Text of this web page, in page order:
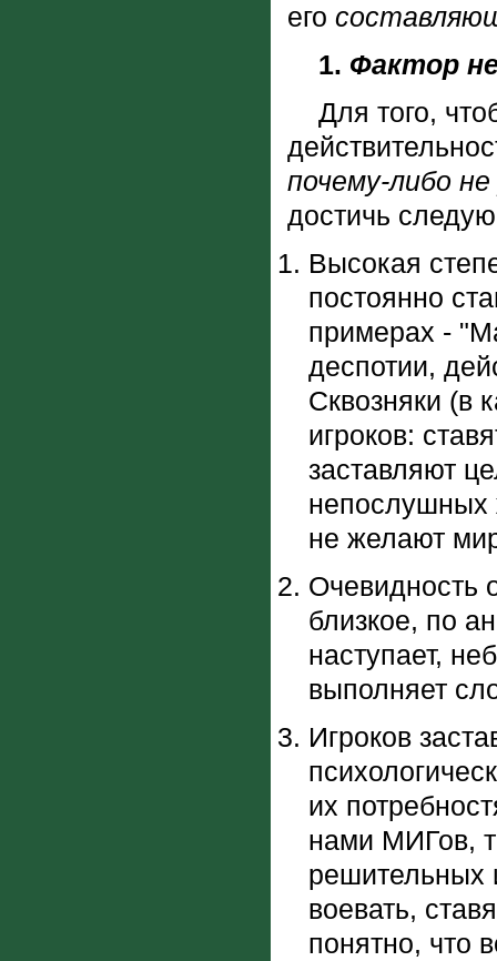
его
1. Фактор
Для того,
почему-либо
достичь
Высокая
постоянно
примерах -
деспотии,
Сквозняки (в
игроков:
заставляют
непослушных
не желают
Очевидность
близкое, по
наступает,
выполняет
Игроков
их
нами МИГов,
решительных
воевать,
понятно, что